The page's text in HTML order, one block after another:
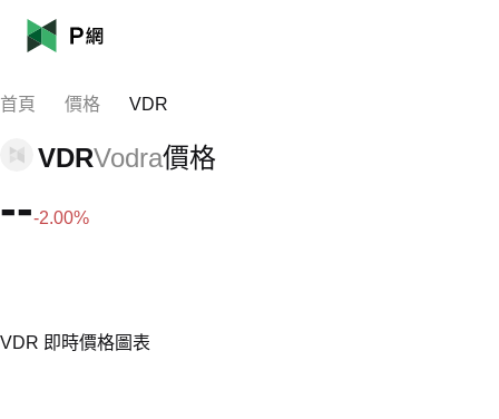
首頁 價格 VDR
VDRVodra價格
---2.00%
VDR 即時價格圖表